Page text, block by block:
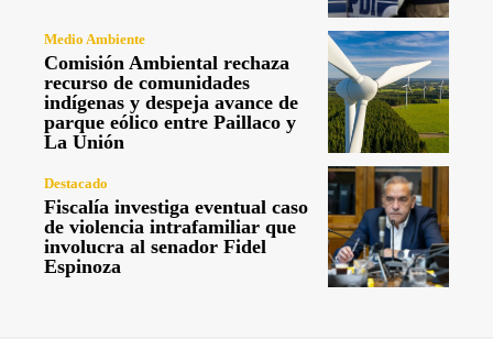
Medio Ambiente
Comisión Ambiental rechaza
recurso de comunidades
indígenas y despeja avance de
parque eólico entre Paillaco y
La Unión
Destacado
Fiscalía investiga eventual caso
de violencia intrafamiliar que
involucra al senador Fidel
Espinoza